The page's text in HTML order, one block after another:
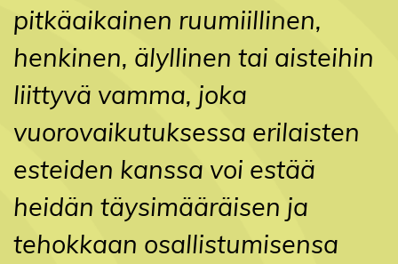
pitkäaikainen ruumiillinen,
henkinen, älyllinen tai aisteihin
liittyvä vamma, joka
vuorovaikutuksessa erilaisten
esteiden kanssa voi estää
heidän täysimääräisen ja
tehokkaan osallistumisensa